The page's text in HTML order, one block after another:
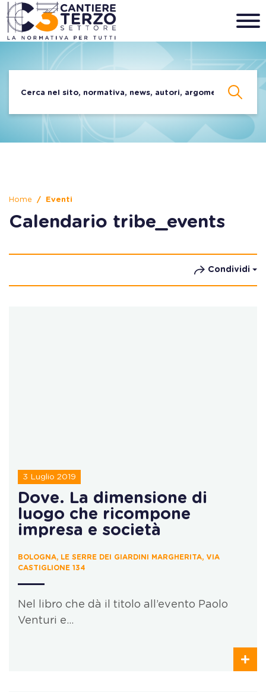
Home Eventi
Calendario tribe_events
Condividi
3 Luglio 2019
Dove. La dimensione di
luogo che ricompone
impresa e società
BOLOGNA, LE SERRE DEI GIARDINI MARGHERITA, VIA
CASTIGLIONE 134
Nel libro che dà il titolo all’evento Paolo
Venturi e…